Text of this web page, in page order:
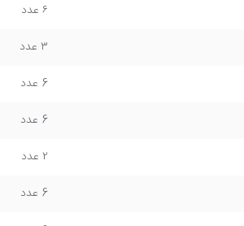
۶ عدد
۳ عدد
6 عدد
6 عدد
۲ عدد
6 عدد